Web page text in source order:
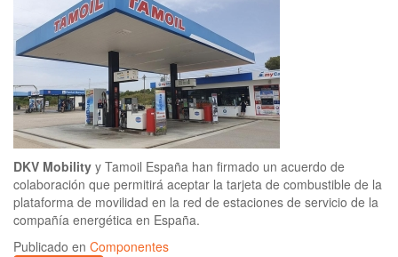
DKV Mobility y Tamoil España han firmado un acuerdo de
colaboración que permitirá aceptar la tarjeta de combustible de la
plataforma de movilidad en la red de estaciones de servicio de la
compañía energética en España.
Publicado en Componentes